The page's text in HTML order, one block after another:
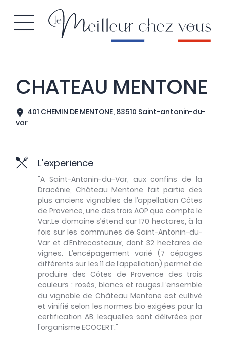
CHATEAU MENTONE
401 CHEMIN DE MENTONE, 83510 Saint-antonin-du-
var
L'experience
"A Saint-Antonin-du-Var, aux confins de la
Dracénie, Château Mentone fait partie des
plus anciens vignobles de l’appellation Côtes
de Provence, une des trois AOP que compte le
Var.Le domaine s’étend sur 170 hectares, à la
fois sur les communes de Saint-Antonin-du-
Var et d’Entrecasteaux, dont 32 hectares de
vignes. L’encépagement varié (7 cépages
différents sur les 11 de l’appellation) permet de
produire des Côtes de Provence des trois
couleurs : rosés, blancs et rouges.L’ensemble
du vignoble de Château Mentone est cultivé
et vinifié selon les normes bio exigées pour la
certification AB, lesquelles sont délivrées par
l'organisme ECOCERT."